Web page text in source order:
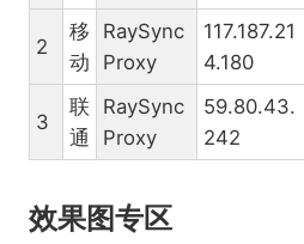
2
移
动
RaySync
Proxy
117.187.21
4.180
3
联
通
RaySync
Proxy
59.80.43.
242
效果图专区